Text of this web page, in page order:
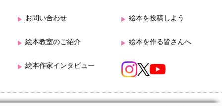
お問い合わせ 絵本を投稿しよう
絵本教室のご紹介 絵本を作る皆さんへ
絵本作家インタビュー